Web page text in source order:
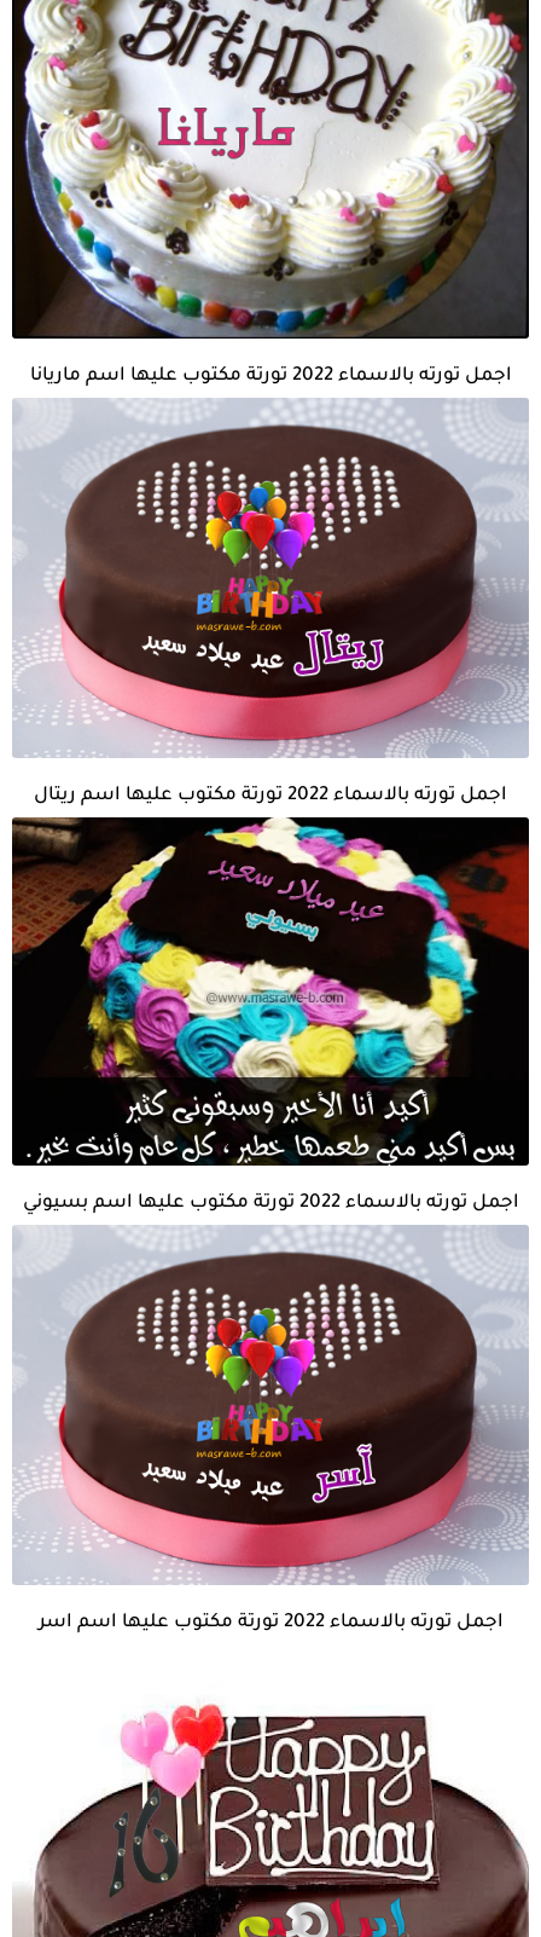
اجمل تورته بالاسماء 2022 تورتة مكتوب عليها اسم ماريانا
اجمل تورته بالاسماء 2022 تورتة مكتوب عليها اسم ريتال
اجمل تورته بالاسماء 2022 تورتة مكتوب عليها اسم بسيوني
اجمل تورته بالاسماء 2022 تورتة مكتوب عليها اسم اسر